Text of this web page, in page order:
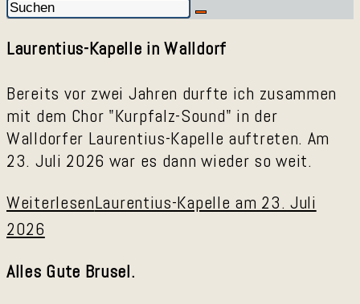
Laurentius-Kapelle in Walldorf
Bereits vor zwei Jahren durfte ich zusammen
mit dem Chor "Kurpfalz-Sound" in der
Walldorfer Laurentius-Kapelle auftreten. Am
23. Juli 2026 war es dann wieder so weit.
WeiterlesenLaurentius-Kapelle am 23. Juli
2026
Alles Gute Brusel.